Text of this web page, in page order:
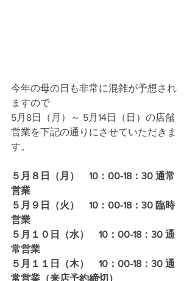
今年の母の日も非常に混雑が予想され
ますので
5月8日（月）～ 5月14日（日）の店舗
営業を下記の通りにさせていただきま
す。
５月８日（月）　10：00-18：30 通常
営業
５月９日（火）　10：00-18：30 臨時
営業
５月１０日（水）　10：00-18：30 通
常営業
５月１１日（木）　10：00-18：30 通
常営業（来店予約締切）